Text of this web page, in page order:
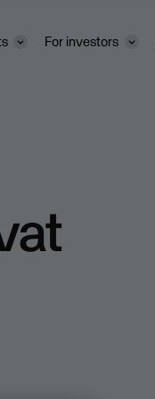
For investors